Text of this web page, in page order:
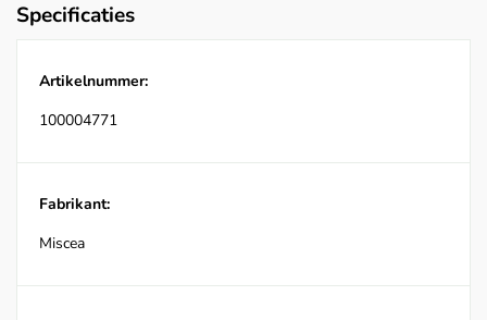
Specificaties
Artikelnummer:
100004771
Fabrikant:
Miscea